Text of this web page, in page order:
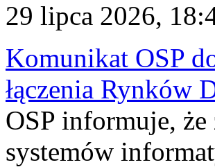
29 lipca 2026,
Komunikat OSP
łączenia Rynków
OSP informuje,
systemów